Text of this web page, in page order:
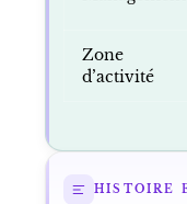
Zone
d’activité
HISTOIRE